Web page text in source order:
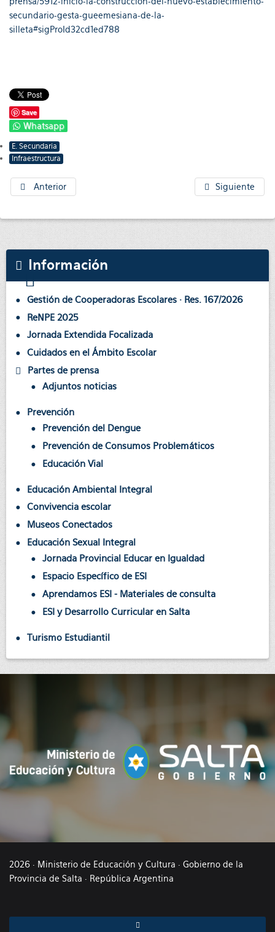
secundario-gesta-gueemesiana-de-la-
silleta#sigProId32cd1ed788
Save
Whatsapp
E. Secundaria
Infraestructura
Anterior Siguiente
Información
Gestión de Cooperadoras Escolares · Res. 167/2026
ReNPE 2025
Jornada Extendida Focalizada
Cuidados en el Ámbito Escolar
Partes de prensa
Adjuntos noticias
Prevención
Prevención del Dengue
Prevención de Consumos Problemáticos
Educación Vial
Educación Ambiental Integral
Convivencia escolar
Museos Conectados
Educación Sexual Integral
Jornada Provincial Educar en Igualdad
Espacio Específico de ESI
Aprendamos ESI - Materiales de consulta
ESI y Desarrollo Curricular en Salta
Turismo Estudiantil
2026 · Ministerio de Educación y Cultura · Gobierno de la
Provincia de Salta · República Argentina